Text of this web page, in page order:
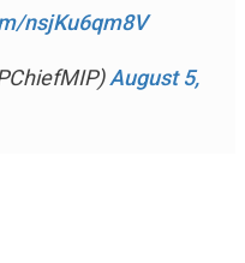
nsjKu6qm8V
August 5,